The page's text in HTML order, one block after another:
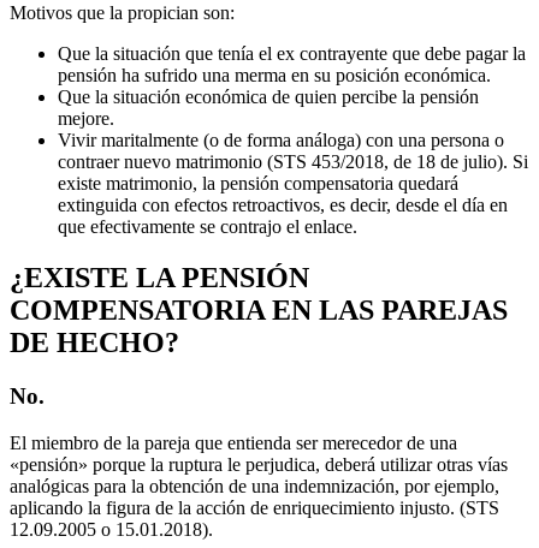
Motivos que la propician son:
Que la situación que tenía el ex contrayente que debe pagar la
pensión ha sufrido una merma en su posición económica.
Que la situación económica de quien percibe la pensión
mejore.
Vivir maritalmente (o de forma análoga) con una persona o
contraer nuevo matrimonio (STS 453/2018, de 18 de julio). Si
existe matrimonio, la pensión compensatoria quedará
extinguida con efectos retroactivos, es decir, desde el día en
que efectivamente se contrajo el enlace.
¿EXISTE LA PENSIÓN
COMPENSATORIA EN LAS PAREJAS
DE HECHO?
No.
El miembro de la pareja que entienda ser merecedor de una
«pensión» porque la ruptura le perjudica, deberá utilizar otras vías
analógicas para la obtención de una indemnización, por ejemplo,
aplicando la figura de la acción de enriquecimiento injusto. (STS
12.09.2005 o 15.01.2018).